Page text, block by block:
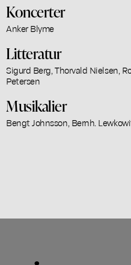
Koncerter
Anker Blyme
Litteratur
Sigurd Berg, Thorvald Nielsen,
Petersen
Musikalier
Bengt Johnsson, Bernh.